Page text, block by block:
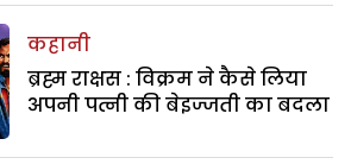
कहानी
ब्रह्म राक्षस : विक्रम ने कैसे लिया
अपनी पत्नी की बेइज्जती का बदला